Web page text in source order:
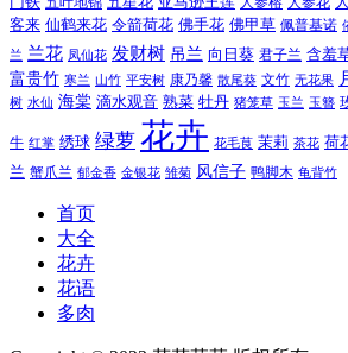
客来 仙鹤来花 令箭荷花 佛手花 佛甲草 佩普基诺
兰 兰花 凤仙花 发财树 吊兰 向日葵 君子兰 含羞
富贵竹 寒兰 山竹 平安树 康乃馨 散尾葵 文竹 无花果
树 水仙 海棠 滴水观音 熟菜 牡丹 猪笼草 玉兰 玉簪
牛 红掌 绣球 绿萝 花卉 花毛茛 茉莉 茶花 荷
兰 蟹爪兰 郁金香 金银花 雏菊 风信子 鸭脚木 龟背竹
首页
大全
花卉
花语
多肉